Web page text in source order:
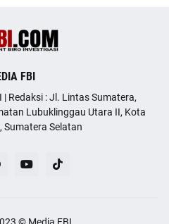
FBI
| Redaksi : Jl. Lintas Sumatera,
Lubuklinggau Utara II, Kota
Sumatera Selatan
© Media FBI